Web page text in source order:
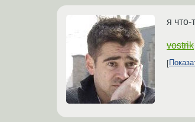
я
vostrik